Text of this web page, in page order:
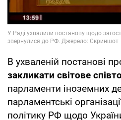
В ухваленій постанові
закликати світове
парламенти іноземних
парламентські
політику РФ щодо